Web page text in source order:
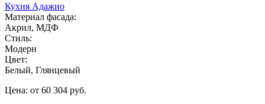
Кухня Адажио
Материал фасада:
Акрил, МДФ
Стиль:
Модерн
Цвет:
Белый, Глянцевый
Цена: от 60 304 руб.